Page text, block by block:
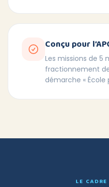
Conçu pour
Les missions de
fractionnement de
démarche «
LE